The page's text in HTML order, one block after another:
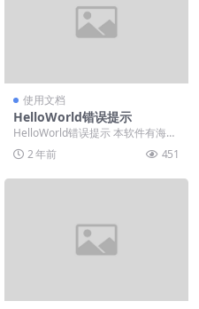
使用文档
HelloWorld错误提示
HelloWorld错误提示 本软件有海内
外等多个服务器，以满足所有用户
需求。 ...
2 年前 451